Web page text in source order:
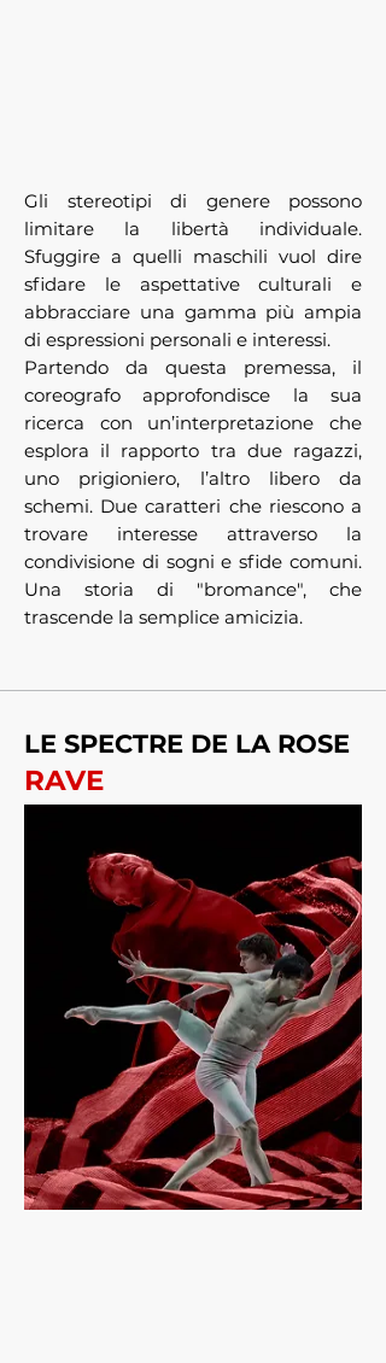
Gli stereotipi di genere possono
limitare la libertà individuale.
Sfuggire a quelli maschili vuol dire
sfidare le aspettative culturali e
abbracciare una gamma più ampia
di espressioni personali e interessi.
Partendo da questa premessa, il
coreografo approfondisce la sua
ricerca con un’interpretazione che
esplora il rapporto tra due ragazzi,
uno prigioniero, l’altro libero da
schemi. Due caratteri che riescono a
trovare interesse attraverso la
condivisione di sogni e sfide comuni.
Una storia di "bromance", che
trascende la semplice amicizia.
LE SPECTRE DE LA ROSE
RAVE